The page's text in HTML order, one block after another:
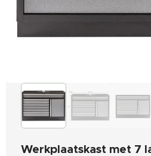
Werkplaatskast met 7